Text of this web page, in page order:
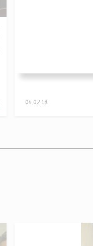
דימויים של
באמנות
הביניים
04.02.18